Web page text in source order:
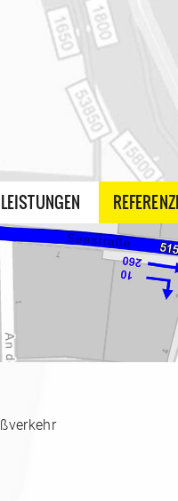
LEISTUNGEN
Nahmobilität
des